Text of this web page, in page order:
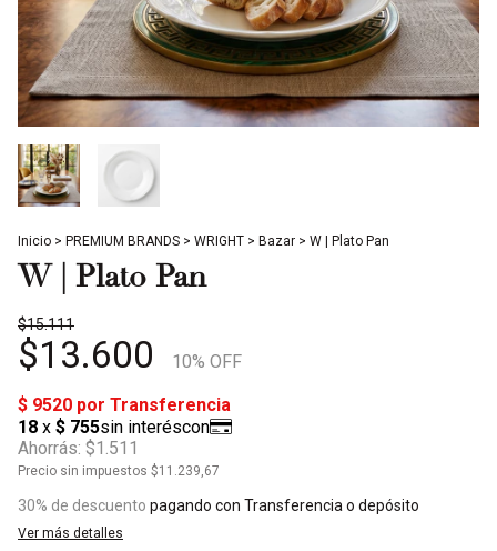
Inicio > PREMIUM BRANDS > WRIGHT > Bazar > W | Plato Pan
W | Plato Pan
$15.111
$13.600 10% OFF
Ahorrás: $1.511
Precio sin impuestos $11.239,67
30% de descuento pagando con Transferencia o depósito
Ver más detalles